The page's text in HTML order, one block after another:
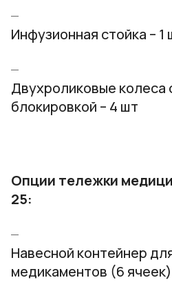
Инфузионная стойка – 1
Двухроликовые колеса
блокировкой – 4 шт
Опции тележки
25:
Навесной контейнер
медикаментов (6 ячеек)